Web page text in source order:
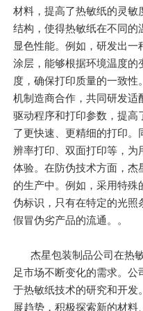
材料，提高了热敏纸的灵敏
结构，使得热敏纸在不同的
显色性能。例如，研发出
涂层，能够根据环境温度的
度，确保打印质量的一致
机制造商合作，共同研发适
驱动程序和打印参数，提
了更快速、更精细的打印。
辨率打印、双面打印等，为
体验。在防伪技术方面，
的生产中。例如，采用特
伪标识，只有在特定的光照
假冒伪劣产品的流通。。
杰星包装制品公司在热
足市场不断变化的需求。
于热敏纸技术的研究和开
展趋势，积极探索新的材